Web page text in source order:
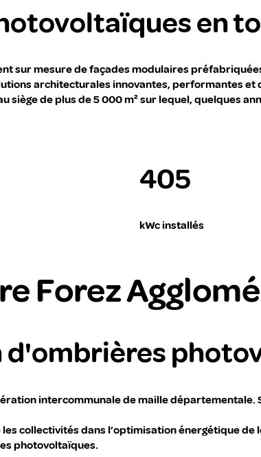
en
sur mesure de façades modulaires
architecturales innovantes, performantes et
siège de plus de 5 000 m² sur lequel, quelques
405
kWc installés
Forez
intercommunale de maille
collectivités dans l’optimisation énergétique
photovoltaïques.